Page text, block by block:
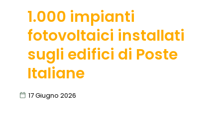
1.000 impianti
fotovoltaici installati
sugli edifici di Poste
Italiane
17 Giugno 2026